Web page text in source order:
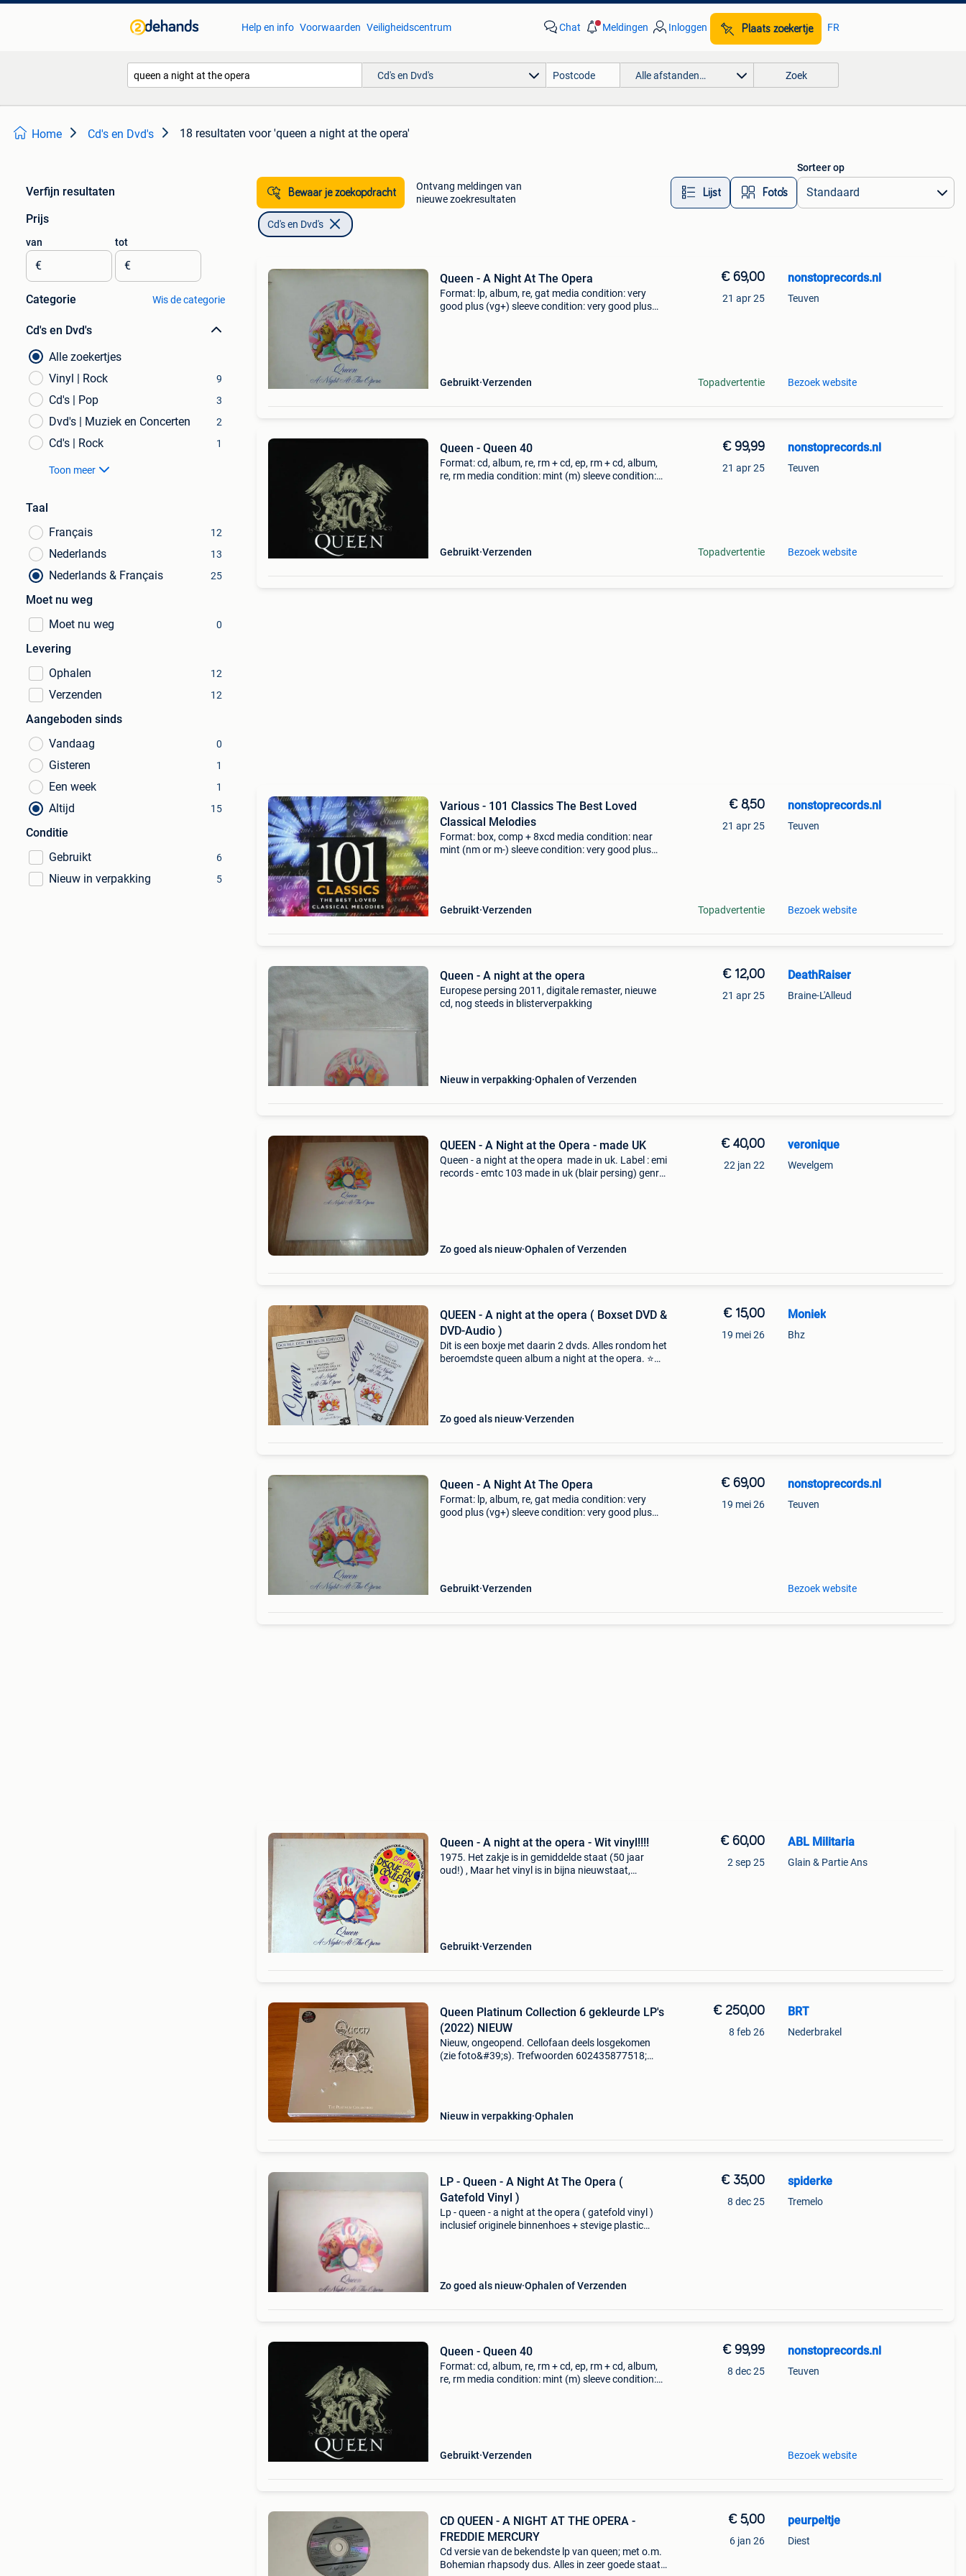
Help en info Voorwaarden Veiligheidscentrum Chat Meldingen Inloggen Plaats zoekertje FR
Cd's en Dvd's Alle afstanden… Zoek
Home Cd's en Dvd's 18 resultaten voor 'queen a night at the opera'
Verfijn resultaten
Prijs
van
€
tot
€
Categorie Wis de categorie
Cd's en Dvd's
Alle zoekertjes
Vinyl | Rock
9
Cd's | Pop 3
Dvd's | Muziek en Concerten 2
Cd's | Rock 1
Toon meer
Taal
Français
12
Nederlands 13
Nederlands & Français 25
Moet nu weg
Moet nu weg
0
Levering
Ophalen
12
Verzenden 12
Aangeboden sinds
Vandaag
0
Gisteren 1
Een week 1
Altijd 15
Conditie
Gebruikt
6
Nieuw in verpakking 5
Bewaar je zoekopdracht
Ontvang meldingen van
nieuwe zoekresultaten
Lijst Foto’s
Sorteer op
Cd's en Dvd's
Queen - A Night At The Opera
Format: lp, album, re, gat media condition: very
good plus (vg+) sleeve condition: very good plus
Gebruikt Verzenden
€ 69,00
21 apr 25
Topadvertentie
nonstoprecords.nl
Teuven
Bezoek website
Queen - Queen 40
Format: cd, album, re, rm + cd, ep, rm + cd, album,
re, rm media condition: mint (m) sleeve condition:
Gebruikt Verzenden
€ 99,99
21 apr 25
Topadvertentie
nonstoprecords.nl
Teuven
Bezoek website
Various - 101 Classics The Best Loved
Classical Melodies
Format: box, comp + 8xcd media condition: near
mint (nm or m-) sleeve condition: very good plus
Gebruikt Verzenden
€ 8,50
21 apr 25
Topadvertentie
nonstoprecords.nl
Teuven
Bezoek website
Queen - A night at the opera
Europese persing 2011, digitale remaster, nieuwe
cd, nog steeds in blisterverpakking
Nieuw in verpakking Ophalen of Verzenden
€ 12,00
21 apr 25
DeathRaiser
Braine-L'Alleud
QUEEN - A Night at the Opera - made UK
Queen - a night at the opera made in uk. Label : emi
records - emtc 103 made in uk (blair persing) genre
Zo goed als nieuw Ophalen of Verzenden
€ 40,00
22 jan 22
veronique
Wevelgem
QUEEN - A night at the opera ( Boxset DVD &
DVD-Audio )
Dit is een boxje met daarin 2 dvds. Alles rondom het
beroemdste queen album a night at the opera. ⭐
Zo goed als nieuw Verzenden
€ 15,00
19 mei 26
Moniek
Bhz
Queen - A Night At The Opera
Format: lp, album, re, gat media condition: very
good plus (vg+) sleeve condition: very good plus
Gebruikt Verzenden
€ 69,00
19 mei 26
nonstoprecords.nl
Teuven
Bezoek website
Queen - A night at the opera - Wit vinyl!!!!
1975. Het zakje is in gemiddelde staat (50 jaar
oud!) , Maar het vinyl is in bijna nieuwstaat,
Gebruikt Verzenden
€ 60,00
2 sep 25
ABL Militaria
Glain & Partie Ans
Queen Platinum Collection 6 gekleurde LP's
(2022) NIEUW
Nieuw, ongeopend. Cellofaan deels losgekomen
(zie foto&#39;s). Trefwoorden 602435877518;
Nieuw in verpakking Ophalen
€ 250,00
8 feb 26
BRT
Nederbrakel
LP - Queen - A Night At The Opera (
Gatefold Vinyl )
Lp - queen - a night at the opera ( gatefold vinyl )
inclusief originele binnenhoes + stevige plastic
Zo goed als nieuw Ophalen of Verzenden
€ 35,00
8 dec 25
spiderke
Tremelo
Queen - Queen 40
Format: cd, album, re, rm + cd, ep, rm + cd, album,
re, rm media condition: mint (m) sleeve condition:
Gebruikt Verzenden
€ 99,99
8 dec 25
nonstoprecords.nl
Teuven
Bezoek website
CD QUEEN - A NIGHT AT THE OPERA -
FREDDIE MERCURY
Cd versie van de bekendste lp van queen; met o.m.
Bohemian rhapsody dus. Alles in zeer goede staat:
€ 5,00
6 jan 26
peurpeltje
Diest